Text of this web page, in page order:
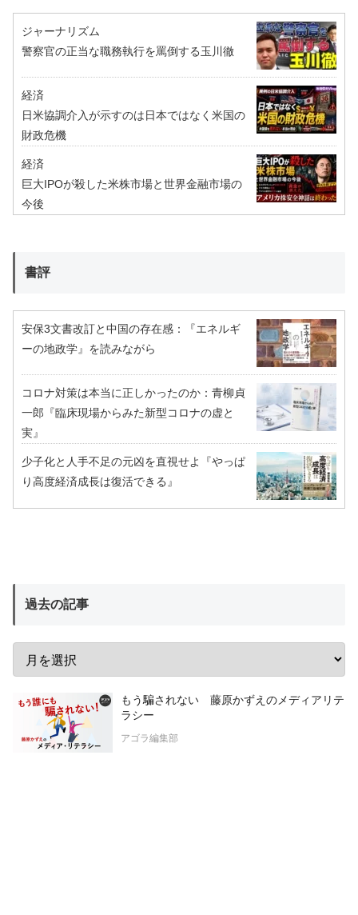
ジャーナリズム
警察官の正当な職務執行を罵倒する玉川徹
経済
日米協調介入が示すのは日本ではなく米国の
財政危機
経済
巨大IPOが殺した米株市場と世界金融市場の
今後
書評
安保3文書改訂と中国の存在感：『エネルギ
ーの地政学』を読みながら
コロナ対策は本当に正しかったのか：青柳貞
一郎『臨床現場からみた新型コロナの虚と
実』
少子化と人手不足の元凶を直視せよ『やっぱ
り高度経済成長は復活できる』
過去の記事
もう騙されない 藤原かずえのメディアリテ
ラシー
アゴラ編集部